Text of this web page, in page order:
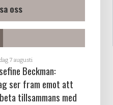
oss
7 augusti
Beckman:
ser fram emot att
tillsammans med